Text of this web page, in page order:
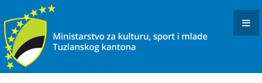
KONKURSI I JAVNI POZIVI
OBAVJEŠTENJA I REZULTATI
KULTURA